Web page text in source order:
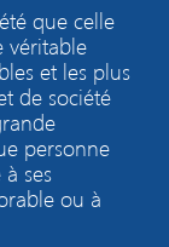
que celle
véritable
et les plus
de société
personne
ses
ou à